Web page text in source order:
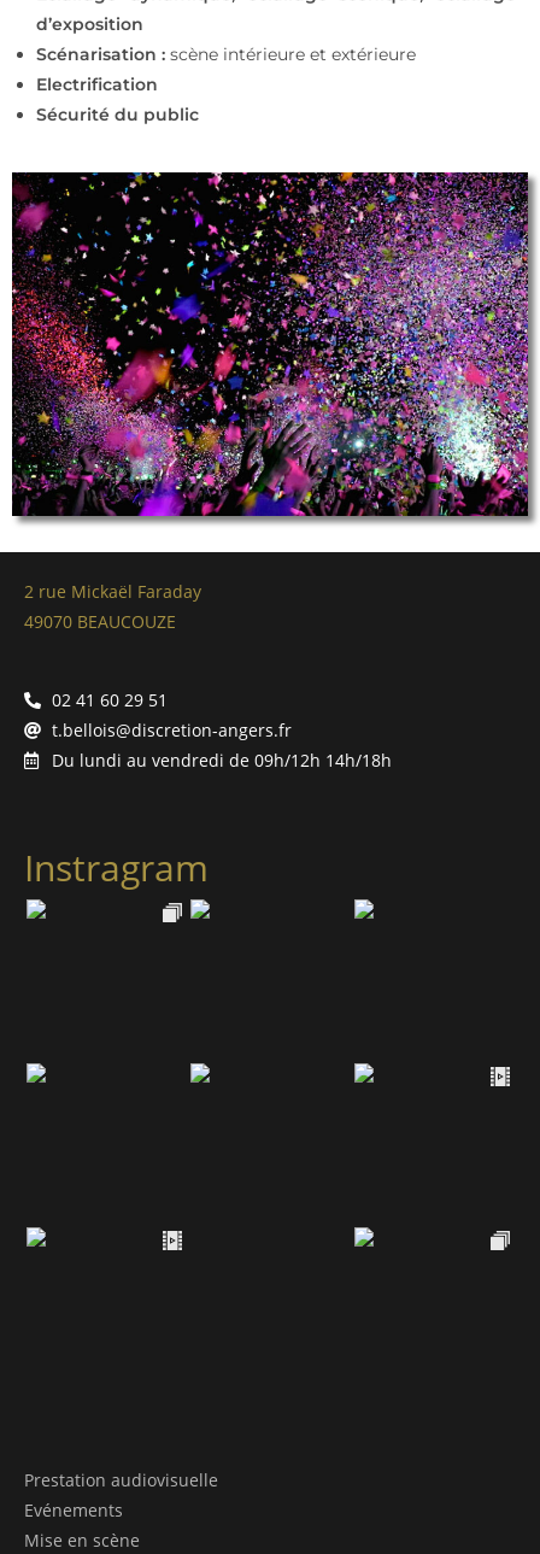
d’exposition
Scénarisation : scène intérieure et extérieure
Electrification
Sécurité du public
2 rue Mickaël Faraday
49070 BEAUCOUZE
02 41 60 29 51
t.bellois@discretion-angers.fr
Du lundi au vendredi de 09h/12h 14h/18h
Instragram
Prestation audiovisuelle
Evénements
Mise en scène